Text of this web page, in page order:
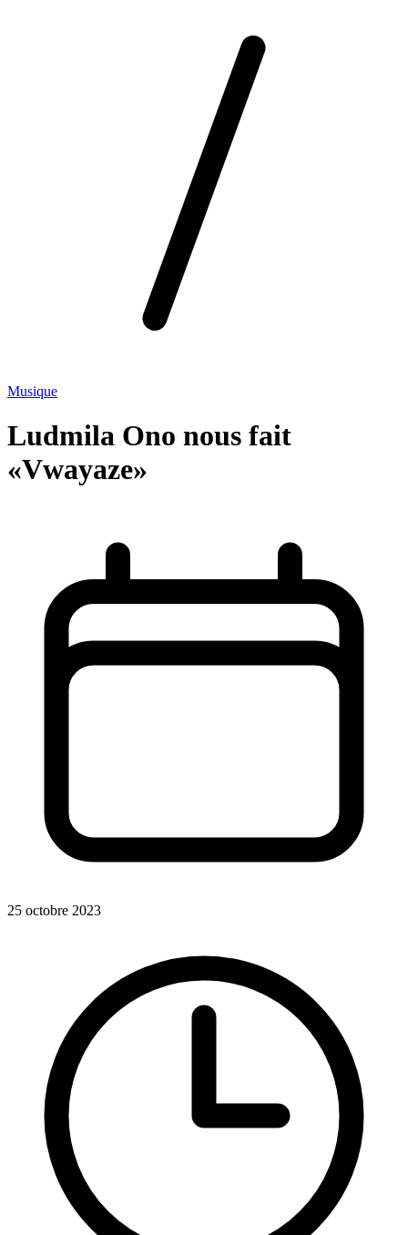
Musique
Ludmila Ono nous fait
«Vwayaze»
25 octobre 2023